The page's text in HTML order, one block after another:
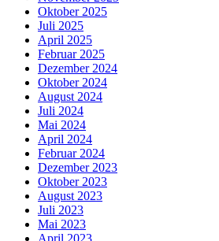
Oktober 2025
Juli 2025
April 2025
Februar 2025
Dezember 2024
Oktober 2024
August 2024
Juli 2024
Mai 2024
April 2024
Februar 2024
Dezember 2023
Oktober 2023
August 2023
Juli 2023
Mai 2023